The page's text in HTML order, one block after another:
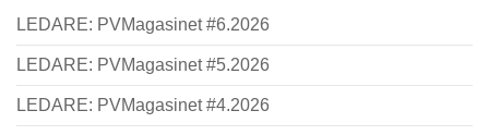
LEDARE: PVMagasinet #6.2026
LEDARE: PVMagasinet #5.2026
LEDARE: PVMagasinet #4.2026